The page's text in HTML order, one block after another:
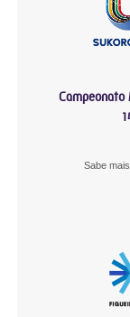
Campeonato
Sabe